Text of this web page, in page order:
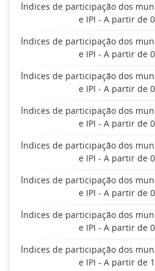
Índices de participação dos
e IPI - A partir de
Índices de participação dos
e IPI - A partir de
Índices de participação dos
e IPI - A partir de
Índices de participação dos
e IPI - A partir de
Índices de participação dos
e IPI - A partir de
Índices de participação dos
e IPI - A partir de
Índices de participação dos
e IPI - A partir de
Índices de participação dos
e IPI - A partir de